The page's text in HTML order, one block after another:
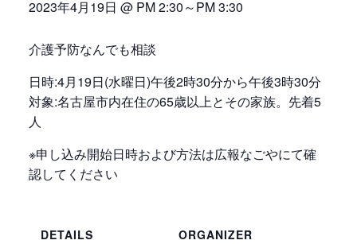
2023年4月19日 @ PM 2:30～PM 3:30
介護予防なんでも相談
日時:4月19日(水曜日)午後2時30分から午後3時30分
対象:名古屋市内在住の65歳以上とその家族。先着5
人
※申し込み開始日時および方法は広報なごやにて確
認してください
DETAILS
ORGANIZER